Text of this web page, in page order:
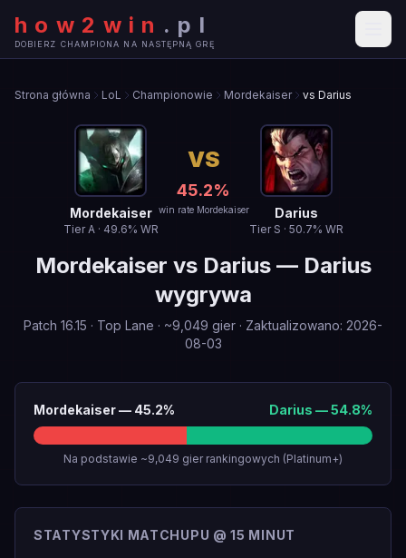
how2win . pl
DOBIERZ CHAMPIONA NA NASTĘPNĄ GRĘ
Strona główna LoL Championowie Mordekaiser vs Darius
Mordekaiser
TierA· 49.6% WR
VS
45.2%
win rate Mordekaiser Darius
Tier S · 50.7% WR
Mordekaiser vs Darius— Darius
wygrywa
Patch 16.15 · Top Lane · ~9,049 gier · Zaktualizowano: 2026-
08-03
Mordekaiser— 45.2% Darius —54.8%
Na podstawie ~9,049 gier rankingowych (Platinum+)
STATYSTYKI MATCHUPU @ 15 MINUT